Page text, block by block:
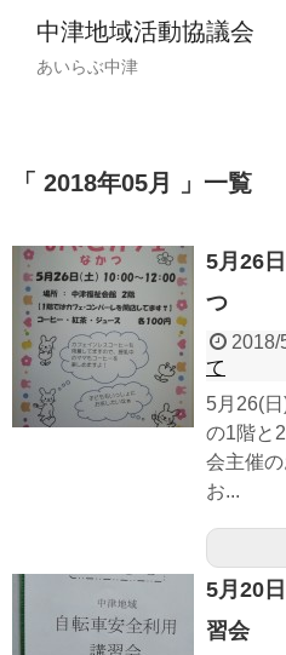
中津地域活動協議会
あいらぶ中津
「 2018年05月 」一覧
5月26
つ
2018/
て
5月26(
の1階と
会主催の
お...
5月20
習会